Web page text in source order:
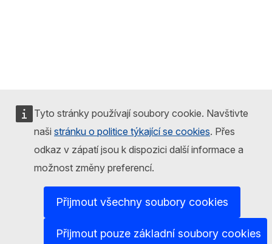
Tyto stránky používají soubory cookie. Navštivte
naši stránku o politice týkající se cookies. Přes
odkaz v zápatí jsou k dispozici další informace a
možnost změny preferencí.
Přijmout všechny soubory cookies
Přijmout pouze základní soubory cookies